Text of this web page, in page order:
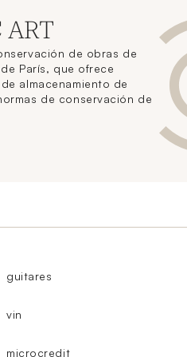
ART
de obras de
París, que ofrece
almacenamiento de
de conservación de
guitares
vin
microcredit